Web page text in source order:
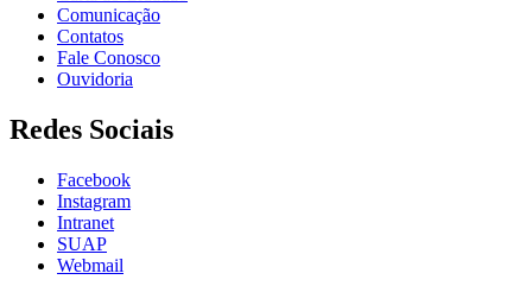
Comunicação
Contatos
Fale Conosco
Ouvidoria
Redes Sociais
Facebook
Instagram
Intranet
SUAP
Webmail